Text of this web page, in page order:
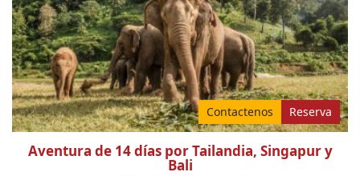
Contactenos Reserva
Aventura de 14 días por Tailandia, Singapur y
Bali